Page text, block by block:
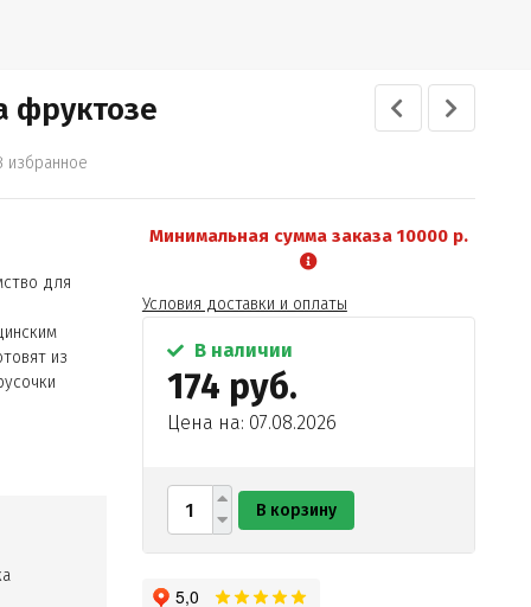
фруктозе
избранное
для
из
Минимальная сумма заказа 10000 р.
Условия доставки и оплаты
В наличии
174 руб.
Цена на: 07.08.2026
В корзину